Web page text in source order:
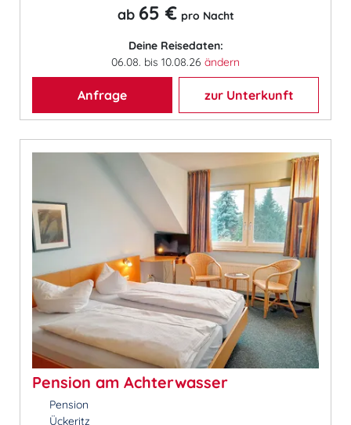
ab 65 € pro Nacht
Deine Reisedaten:
06.08. bis 10.08.26 ändern
Anfrage zur Unterkunft
Pension am Achterwasser
Pension
Ückeritz